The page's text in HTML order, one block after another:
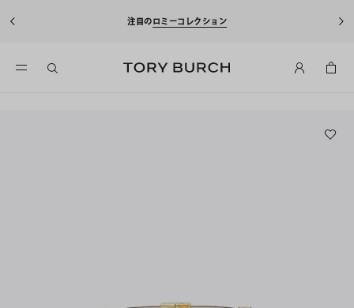
注目のロミーコレクション